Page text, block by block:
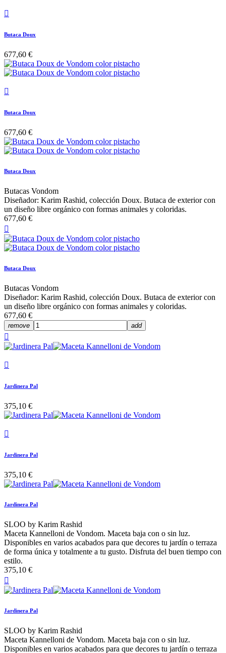

Butaca Doux
677,60 €

Butaca Doux
677,60 €
Butaca Doux
Butacas Vondom
Diseñador: Karim Rashid, colección Doux. Butaca de exterior con
un diseño libre orgánico con formas animales y coloridas.
677,60 €

Butaca Doux
Butacas Vondom
Diseñador: Karim Rashid, colección Doux. Butaca de exterior con
un diseño libre orgánico con formas animales y coloridas.
677,60 €
remove add


Jardinera Pal
375,10 €

Jardinera Pal
375,10 €
Jardinera Pal
SLOO by Karim Rashid
Maceta Kannelloni de Vondom. Maceta baja con o sin luz.
Disponibles en varios acabados para que decores tu jardín o terraza
de forma única y totalmente a tu gusto. Disfruta del buen tiempo con
estilo.
375,10 €

Jardinera Pal
SLOO by Karim Rashid
Maceta Kannelloni de Vondom. Maceta baja con o sin luz.
Disponibles en varios acabados para que decores tu jardín o terraza